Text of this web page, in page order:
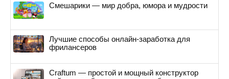
Смешарики — мир добра, юмора и мудрости
Лучшие способы онлайн-заработка для
фрилансеров
Craftum — простой и мощный конструктор